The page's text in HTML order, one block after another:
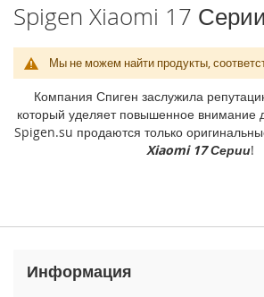
i
P
h
e
1
M
Spigen Xiaomi 17 Серии
Мы не можем найти продукты,
Компания Спиген заслужила
который уделяет повышенное внимание
Spigen.su продаются только
Xiaomi 17 Серии!
Информация